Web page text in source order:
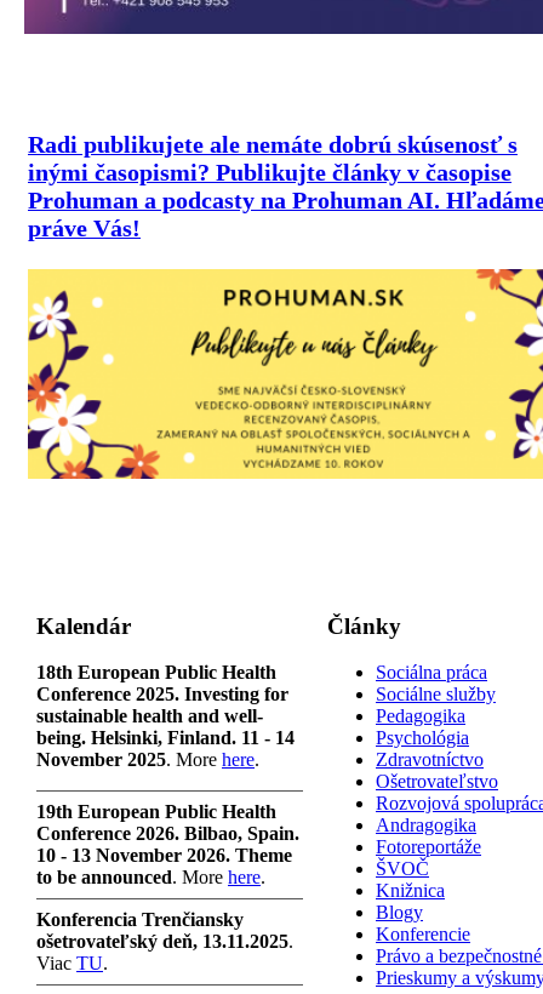
Radi publikujete ale nemáte dobrú skúsenosť s
inými časopismi? Publikujte články v časopise
Prohuman a podcasty na Prohuman AI.
práve Vás!
Kalendár
18th European Public Health
Conference 2025. Investing for
sustainable health and well-
being. Helsinki, Finland. 11 - 14
November 2025. More here.
19th European Public Health
Conference 2026. Bilbao, Spain.
10 - 13 November 2026. Theme
to be announced. More here.
Konferencia Trenčiansky
ošetrovateľský deň, 13.11.2025.
Viac TU.
Články
Sociálna práca
Sociálne služby
Pedagogika
Psychológia
Zdravotníctvo
Ošetrovateľstvo
Rozvojová
Andragogika
Fotoreportáže
ŠVOČ
Knižnica
Blogy
Konferencie
Právo a
Prieskumy a